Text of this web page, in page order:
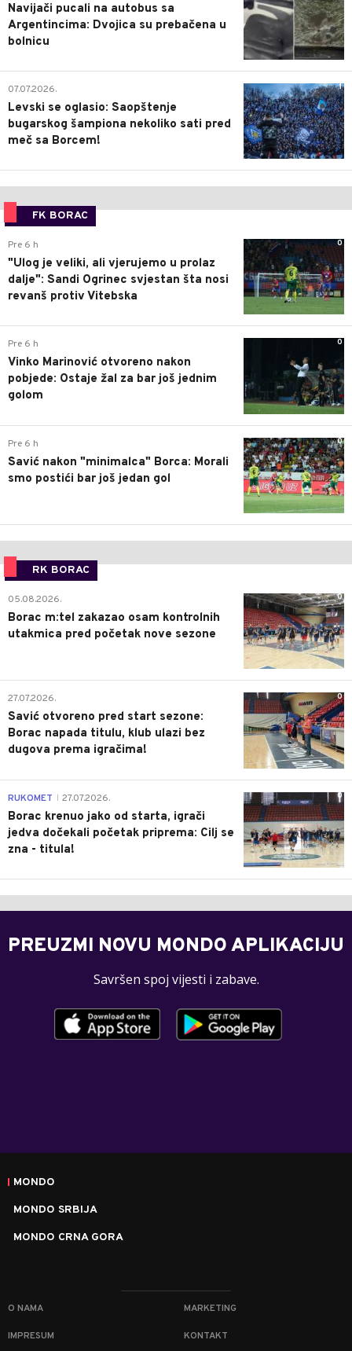
Navijači pucali na autobus sa
Argentincima: Dvojica su prebačena u
bolnicu
1
07.07.2026.
Levski se oglasio: Saopštenje
bugarskog šampiona nekoliko sati pred
meč sa Borcem!
FK BORAC
0
Pre 6 h
"Ulog je veliki, ali vjerujemo u prolaz
dalje": Sandi Ogrinec svjestan šta nosi
revanš protiv Vitebska
0
Pre 6 h
Vinko Marinović otvoreno nakon
pobjede: Ostaje žal za bar još jednim
golom
0
Pre 6 h
Savić nakon "minimalca" Borca: Morali
smo postići bar još jedan gol
RK BORAC
0
05.08.2026.
Borac m:tel zakazao osam kontrolnih
utakmica pred početak nove sezone
0
27.07.2026.
Savić otvoreno pred start sezone:
Borac napada titulu, klub ulazi bez
dugova prema igračima!
0
RUKOMET 27.07.2026.
Borac krenuo jako od starta, igrači
jedva dočekali početak priprema: Cilj se
zna - titula!
PREUZMI NOVU MONDO APLIKACIJU
Savršen spoj vijesti i zabave.
MONDO
MONDO SRBIJA
MONDO CRNA GORA
O NAMA MARKETING
IMPRESUM KONTAKT